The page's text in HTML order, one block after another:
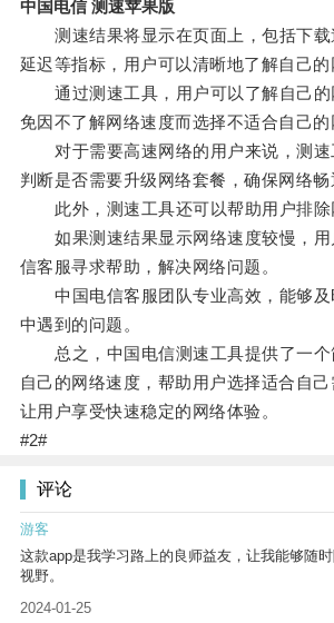
中国电信 测速苹果版
测速结果将显示在页面上，包括下载
延迟等指标，用户可以清晰地了解自己的
通过测速工具，用户可以了解自己的
免因不了解网络速度而选择不适合自己的
对于需要高速网络的用户来说，测速
判断是否需要升级网络套餐，确保网络畅
此外，测速工具还可以帮助用户排除
如果测速结果显示网络速度较慢，用
信客服寻求帮助，解决网络问题。
中国电信客服团队专业高效，能够及
中遇到的问题。
总之，中国电信测速工具提供了一个
自己的网络速度，帮助用户选择适合自己
让用户享受快速稳定的网络体验。
#2#
评论
游客
这款app是我学习路上的良师益友，让我能够随
视野。
2024-01-25